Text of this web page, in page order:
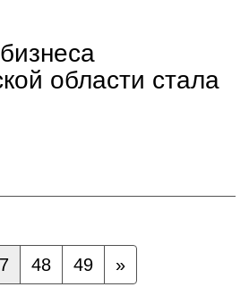
области стала
48 49 »